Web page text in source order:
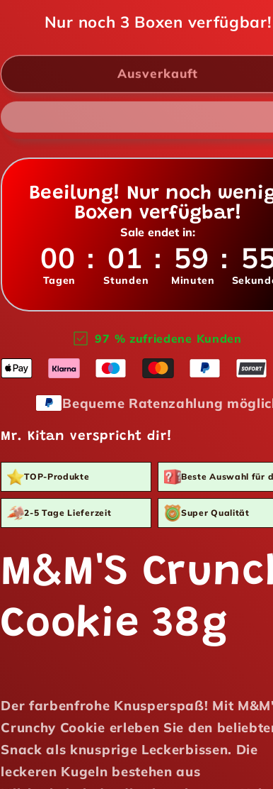
Crunchy
38g
Crunchy
Nur noch 3 Boxen verfügbar!
Ausverkauft
Beeilung! Nur noch
Boxen verfügbar!
Sale endet in:
00 : 01 : 59 :
Tagen Stunden Minuten
97 % zufriedene Kunden
Bequeme Ratenzahlung
Mr. Kitan verspricht dir!
TOP-Produkte Beste Auswahl für
2-5 Tage Lieferzeit Super Qualität
M&M'S
Cookie 38g
Der farbenfrohe Knusperspaß! Mit
Crunchy Cookie erleben Sie den
Snack als knusprige Leckerbissen. Die
leckeren Kugeln bestehen aus